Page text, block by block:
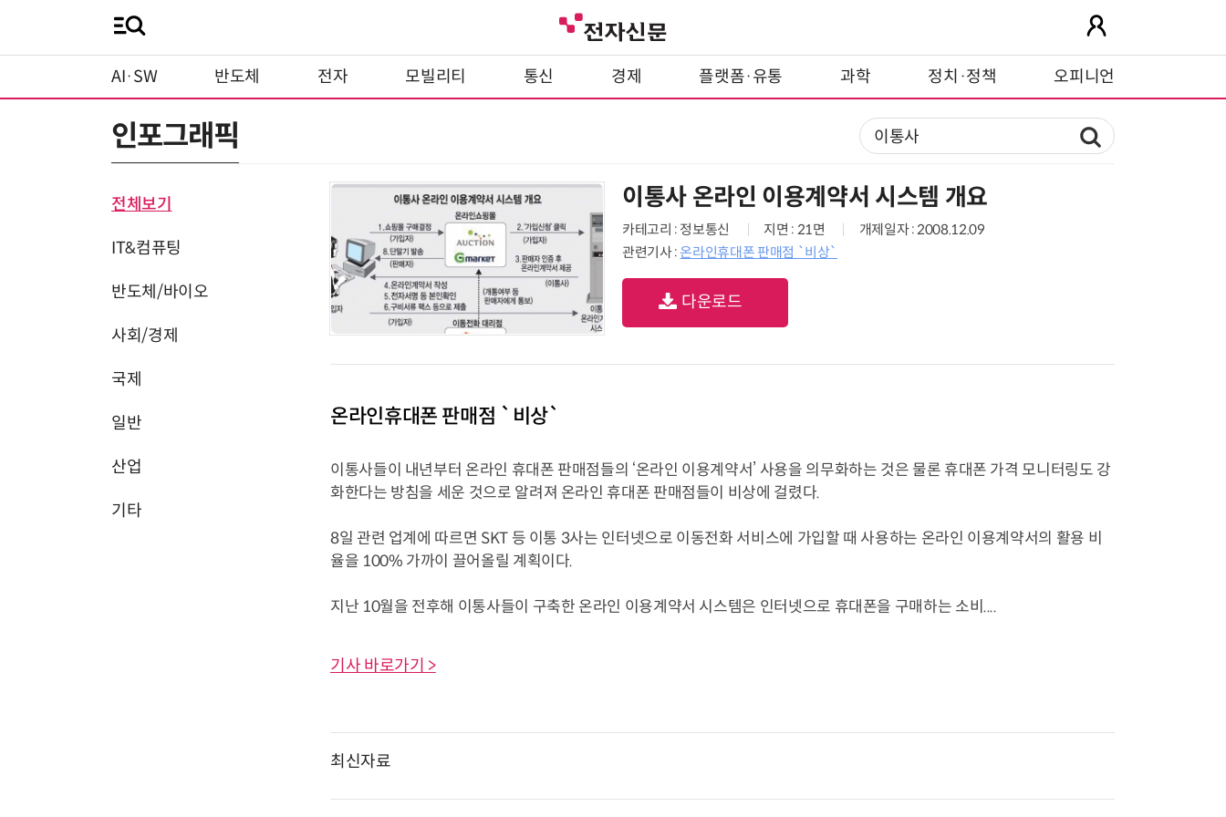
AI·SW 반도체 전자 모빌리티 통신 경제 플랫폼·유통 과학 정치·정책 오피니언
인포그래픽
전체보기
IT&컴퓨팅
반도체/바이오
사회/경제
국제
일반
산업
기타
이통사 온라인 이용계약서 시스템 개요
카테고리 : 정보통신 지면 : 21면
개제일자 : 2008.12.09
관련기사 :온라인휴대폰 판매점 `비상`
다운로드
온라인휴대폰 판매점 `비상`
이통사들이 내년부터 온라인 휴대폰 판매점들의 ‘온라인 이용계약서’ 사용을 의무화하는 것은 물론 휴대폰 가격 모니터링도 강
화한다는 방침을 세운 것으로 알려져 온라인 휴대폰 판매점들이 비상에 걸렸다.
8일 관련 업계에 따르면 SKT 등 이통 3사는 인터넷으로 이동전화 서비스에 가입할 때 사용하는 온라인 이용계약서의 활용 비
율을 100% 가까이 끌어올릴 계획이다.
지난 10월을 전후해 이통사들이 구축한 온라인 이용계약서 시스템은 인터넷으로 휴대폰을 구매하는 소비....
기사 바로가기 >
최신자료